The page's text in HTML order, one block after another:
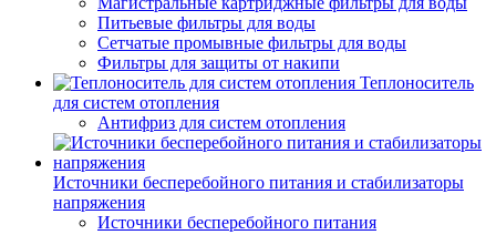
Питьевые фильтры для воды
Сетчатые промывные фильтры для воды
Фильтры для защиты от накипи
Теплоноситель
для систем отопления
Антифриз для систем отопления
Источники бесперебойного питания и стабилизаторы
напряжения
Источники бесперебойного питания